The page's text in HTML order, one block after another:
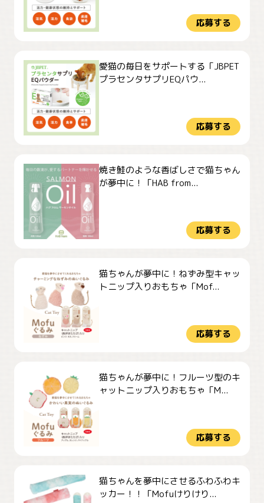
応募する
愛猫の毎日をサポートする「JBPET
プラセンタサプリEQパウ...
応募する
焼き鮭のような香ばしさで猫ちゃん
が夢中に！「HAB from...
応募する
猫ちゃんが夢中に！ねずみ型キャッ
トニップ入りおもちゃ「Mof...
応募する
猫ちゃんが夢中に！フルーツ型のキ
ャットニップ入りおもちゃ「M...
応募する
猫ちゃんを夢中にさせるふわふわキ
ッカー！！「Mofuけりけり...